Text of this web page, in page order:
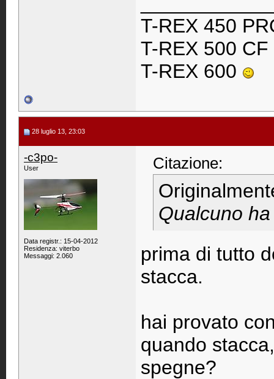
T-REX 450
T-REX 500 CF
T-REX 600
28 luglio 13, 23:03
-c3po-
User
Data registr.: 15-04-2012
Residenza: viterbo
Messaggi: 2.060
Citazione:
Qualcuno
prima di tutto
stacca.
hai provato
quando
spegne?